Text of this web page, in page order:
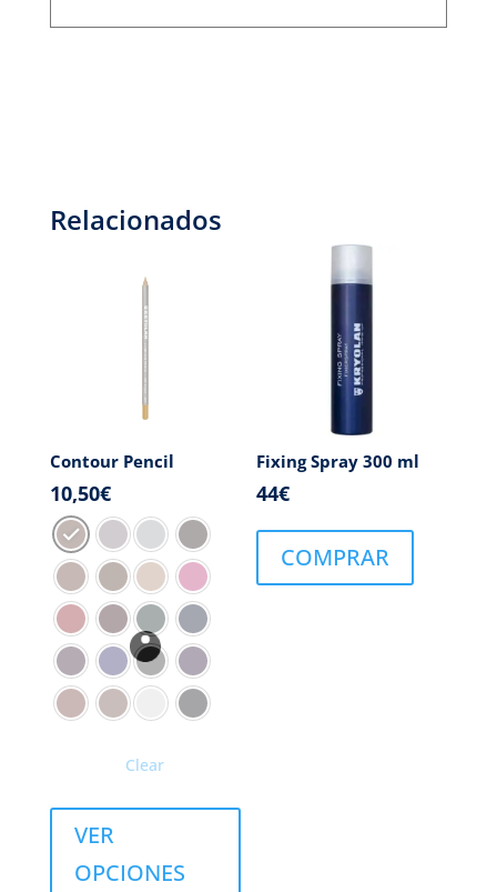
Relacionados
Contour Pencil
10,50€
Clear
VER
OPCIONES
Fixing Spray 300 ml
44€
COMPRAR